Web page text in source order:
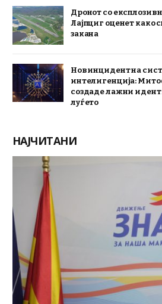
Дронот со експлозив
Лајпциг оценет како
закана
Нов инцидент на
интелигенција:
создаде лажни
луѓето
НАЈЧИТАНИ